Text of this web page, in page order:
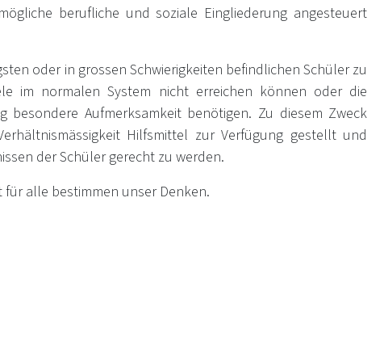
berufliche und soziale Eingliederung angesteuert
oder in grossen Schwierigkeiten befindlichen Schüler zu
im normalen System nicht erreichen können oder die
Aufmerksamkeit benötigen. Zu diesem Zweck
Hilfsmittel zur Verfügung gestellt und
der Schüler gerecht zu werden.
alle bestimmen unser Denken.